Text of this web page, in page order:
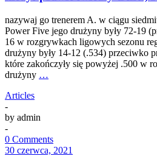
nazywaj go trenerem A. w ciągu
Power Five jego drużyny były 72-19
16 w rozgrywkach ligowych sezonu
drużyny były 14-12 (.534) przeciwko
które zakończyły się powyżej .500 w
drużyny …
Articles
-
by admin
-
0 Comments
30 czerwca, 2021